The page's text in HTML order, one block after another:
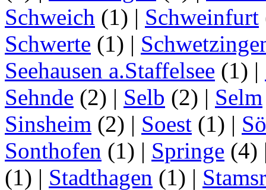
Schweich (1) | Schweinfurt
Schwerte (1) |
Seehausen a.Staffelsee (1) |
Sehnde (2) | Selb (2) | Selm
Sinsheim (2) | Soest (1) |
Sonthofen (1) | Springe (4)
(1) | Stadthagen (1) |